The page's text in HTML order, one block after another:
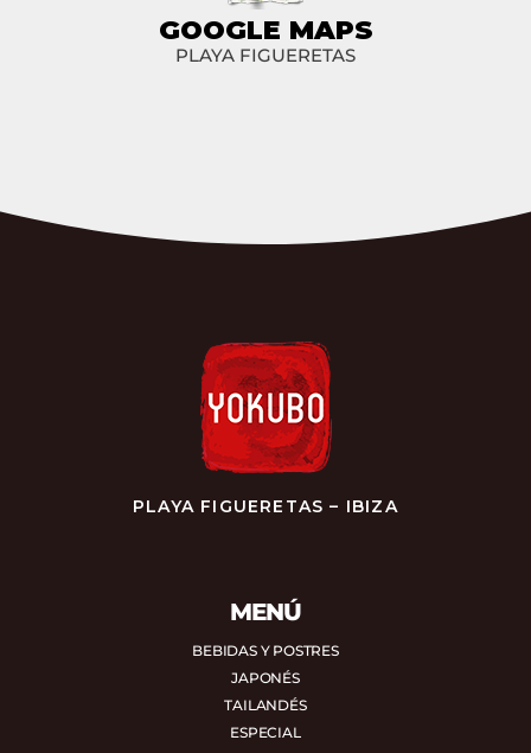
GOOGLE MAPS
PLAYA FIGUERETAS
PLAYA FIGUERETAS – IBIZA
MENÚ
BEBIDAS Y POSTRES
JAPONÉS
TAILANDÉS
ESPECIAL